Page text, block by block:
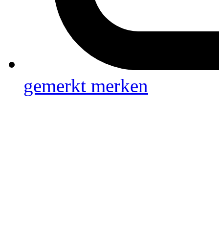
gemerkt merken